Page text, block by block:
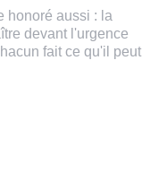
honoré aussi : la
devant l'urgence
fait ce qu'il peut